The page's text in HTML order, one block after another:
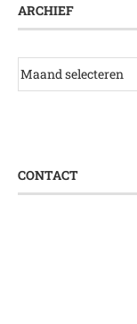
ARCHIEF
CONTACT